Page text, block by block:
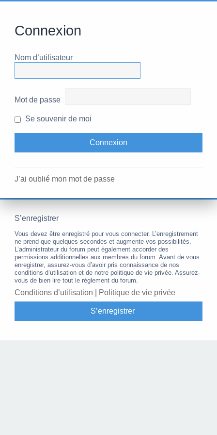
Connexion
Nom d’utilisateur
Mot de passe
Se souvenir de moi
J’ai oublié mon mot de passe
S’enregistrer
Vous devez être enregistré pour vous connecter. L’enregistrement
ne prend que quelques secondes et augmente vos possibilités.
L’administrateur du forum peut également accorder des
permissions additionnelles aux membres du forum. Avant de vous
enregistrer, assurez-vous d’avoir pris connaissance de nos
conditions d’utilisation et de notre politique de vie privée. Assurez-
vous de bien lire tout le règlement du forum.
Conditions d’utilisation Politique de vie privée
S’enregistrer